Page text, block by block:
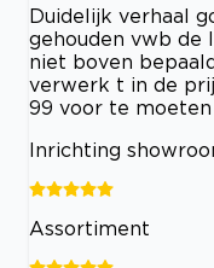
Duidelijk verhaal
gehouden vwb de
niet boven
verwerk t in de
99 voor te
Inrichting
Assortiment